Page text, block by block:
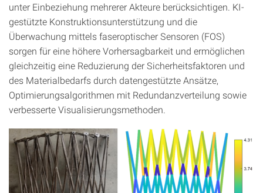
unter Einbeziehung mehrerer Akteure berücksichtigen. KI-
gestützte Konstruktionsunterstützung und die
Überwachung mittels faseroptischer Sensoren (FOS)
sorgen für eine höhere Vorhersagbarkeit und ermöglichen
gleichzeitig eine Reduzierung der Sicherheitsfaktoren und
des Materialbedarfs durch datengestützte Ansätze,
Optimierungsalgorithmen mit Redundanzverteilung sowie
verbesserte Visualisierungsmethoden.